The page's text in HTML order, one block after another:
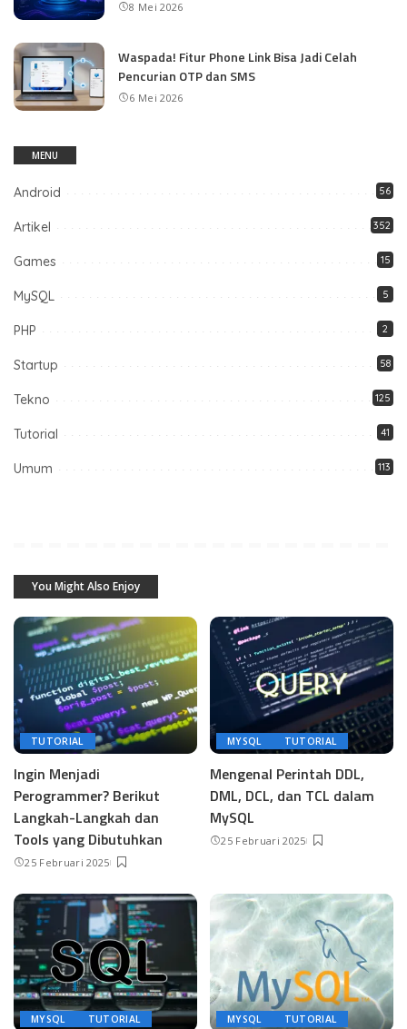
8 Mei 2026
Waspada! Fitur Phone Link Bisa Jadi Celah
Pencurian OTP dan SMS
6 Mei 2026
MENU
Android 56
Artikel 352
Games 15
MySQL 5
PHP 2
Startup 58
Tekno 125
Tutorial 41
Umum 113
You Might Also Enjoy
TUTORIAL
Ingin Menjadi
Perogrammer? Berikut
Langkah-Langkah dan
Tools yang Dibutuhkan
25 Februari 2025
MYSQL TUTORIAL
Mengenal Perintah DDL,
DML, DCL, dan TCL dalam
MySQL
25 Februari 2025
MYSQL TUTORIAL MYSQL TUTORIAL